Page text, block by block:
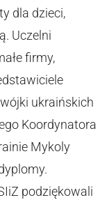
dla dzieci,
Uczelni
firmy,
ukraińskich
Koordynatora
Mykoly
podziękowali